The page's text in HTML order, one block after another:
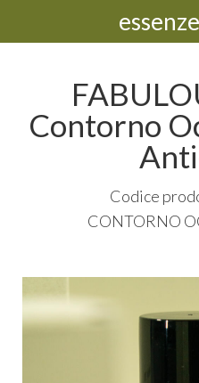
Contorno
Codice
CONTORNO